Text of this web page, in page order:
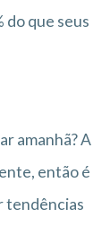
do que seus
amanhã? A
então é
tendências